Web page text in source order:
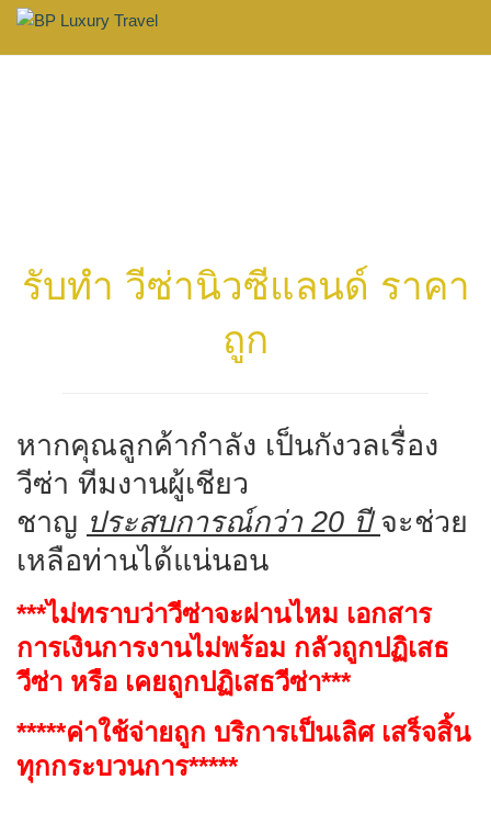
Skip
BP Luxury Travel
วีซ่านิวซีเเลนด์
รับทำ วีซ่านิวซีแลนด์ ราคา
ถูก
หากคุณลูกค้ากำลัง เป็นกังวลเรื่อง
วีซ่า ทีมงานผู้เชียว
ชาญ ประสบการณ์กว่า 20 ปีจะช่วย
เหลือท่านได้แน่นอน
***ไม่ทราบว่าวีซ่าจะผ่านไหม เอกสาร
การเงินการงานไม่พร้อม กลัวถูกปฏิเสธ
วีซ่า หรือ เคยถูกปฏิเสธวีซ่า***
*****ค่าใช้จ่ายถูก บริการเป็นเลิศ เสร็จสิ้น
ทุกกระบวนการ*****